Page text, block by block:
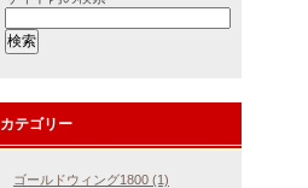
カテゴリー
ゴールドウィング1800 (1)